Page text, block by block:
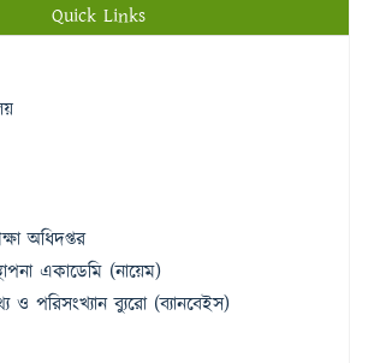
Quick Links
অধিদপ্তর
একাডেমি (নায়েম)
ও পরিসংখ্যান ব্যুরো (ব্যানবেইস)